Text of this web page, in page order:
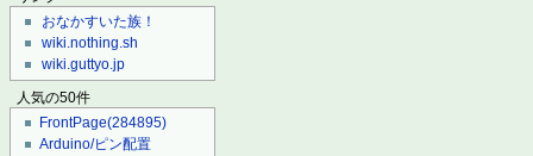
おなかすいた族！
wiki.nothing.sh
wiki.guttyo.jp
人気の50件
FrontPage(284895)
Arduino/ピン配置